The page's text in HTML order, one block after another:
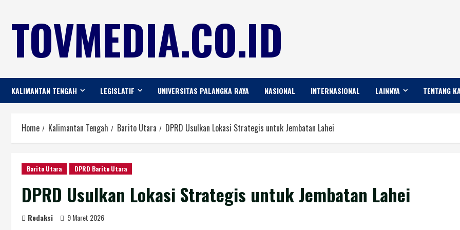
TOVMEDIA.CO.ID
KALIMANTAN TENGAH LEGISLATIF UNIVERSITAS PALANGKA RAYA NASIONAL INTERNASIONAL LAINNYA TENTANG
Home Kalimantan Tengah Barito Utara DPRD Usulkan Lokasi Strategis untuk Jembatan Lahei
Barito Utara DPRD Barito Utara
DPRD Usulkan Lokasi Strategis untuk Jembatan Lahei
Redaksi 9 Maret 2026